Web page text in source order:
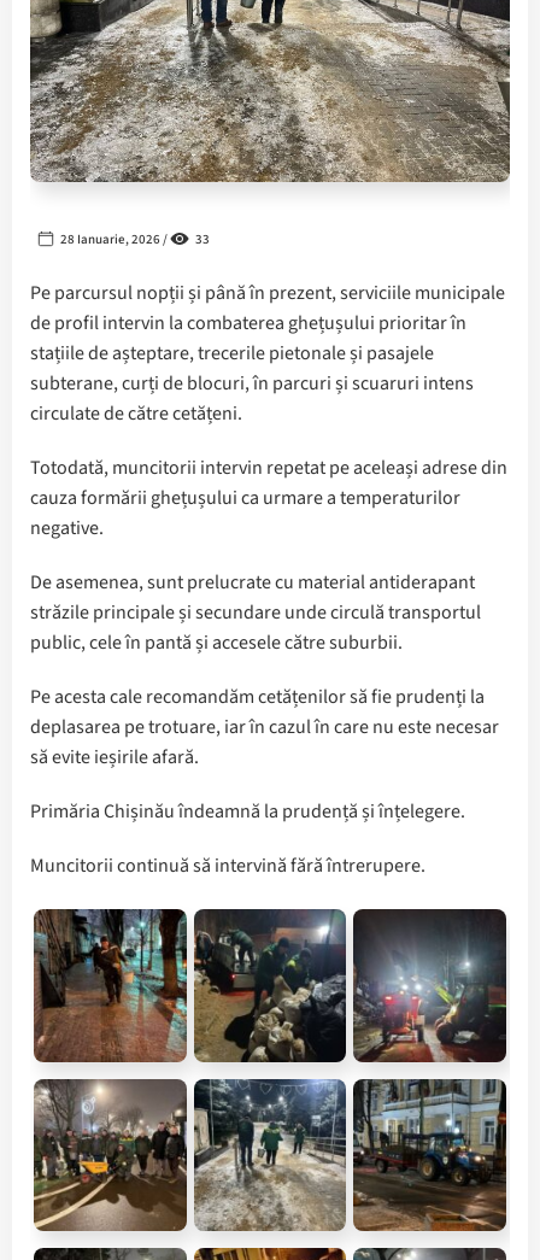
28 Ianuarie, 2026 / 33
Pe parcursul nopții și până în prezent, serviciile municipale
de profil intervin la combaterea ghețușului prioritar în
stațiile de așteptare, trecerile pietonale și pasajele
subterane, curți de blocuri, în parcuri și scuaruri intens
circulate de către cetățeni.
Totodată, muncitorii intervin repetat pe aceleași adrese din
cauza formării ghețușului ca urmare a temperaturilor
negative.
De asemenea, sunt prelucrate cu material antiderapant
străzile principale și secundare unde circulă transportul
public, cele în pantă și accesele către suburbii.
Pe acesta cale recomandăm cetățenilor să fie prudenți la
deplasarea pe trotuare, iar în cazul în care nu este necesar
să evite ieșirile afară.
Primăria Chișinău îndeamnă la prudență și înțelegere.
Muncitorii continuă să intervină fără întrerupere.